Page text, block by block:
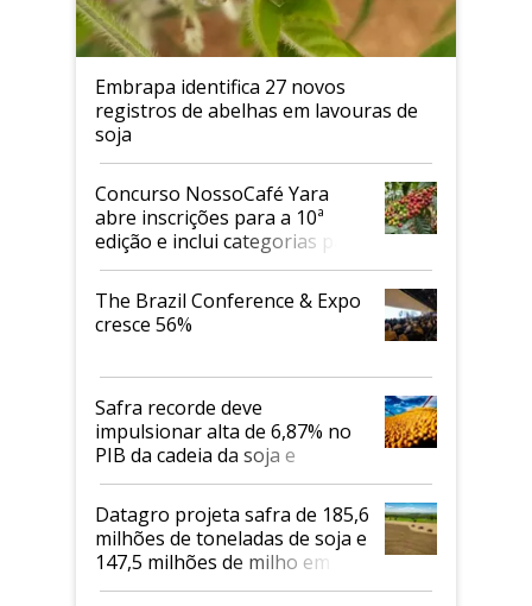
Embrapa identifica 27 novos
registros de abelhas em lavouras de
soja
Concurso NossoCafé Yara
abre inscrições para a 10ª
edição e inclui categorias para
cafés Canephora
The Brazil Conference & Expo
cresce 56%
Safra recorde deve
impulsionar alta de 6,87% no
PIB da cadeia da soja e
biodiesel em 2026
Datagro projeta safra de 185,6
milhões de toneladas de soja e
147,5 milhões de milho em
2026/27